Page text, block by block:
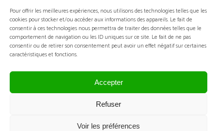
Pour offrir les meilleures expériences, nous utilisons des technologies telles que les
cookies pour stocker et/ou accéder aux informations des appareils. Le fait de
consentir à ces technologies nous permettra de traiter des données telles que le
comportement de navigation ou les ID uniques sur ce site. Le fait de ne pas
consentir ou de retirer son consentement peut avoir un effet négatif sur certaines
caractéristiques et fonctions.
Accepter
Refuser
Voir les préférences
専門新聞 - 日本 - ２３年１０月２７日 -